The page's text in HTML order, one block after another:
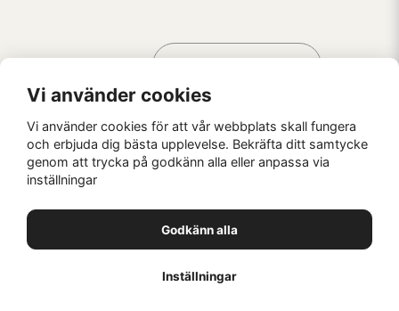
Kaffebrus AB, Förskeppsgatan 2, 271 55 Ystad
AV KREATÖRER
Vi använder cookies
Vi använder cookies för att vår webbplats skall fungera
och erbjuda dig bästa upplevelse. Bekräfta ditt samtycke
genom att trycka på godkänn alla eller anpassa via
inställningar
Godkänn alla
Inställningar